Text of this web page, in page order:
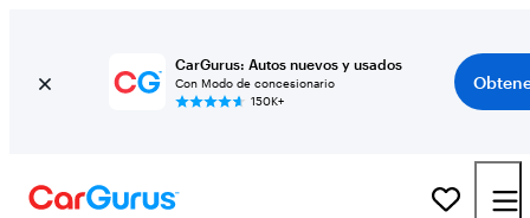
CarGurus: Autos nuevos y usados
Con Modo de concesionario
150K+